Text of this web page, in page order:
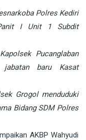
Polres Kediri
I Unit 1 Subdit
Pucanglaban
jabatan baru Kasat
Grogol menduduki
Bidang SDM Polres
AKBP Wahyudi